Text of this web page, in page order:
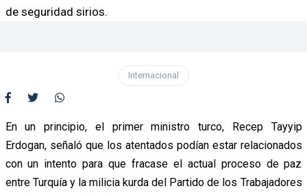
de seguridad sirios.
Internacional
En un principio, el primer ministro turco, Recep Tayyip
Erdogan, señaló que los atentados podían estar relacionados
con un intento para que fracase el actual proceso de paz
entre Turquía y la milicia kurda del Partido de los Trabajadores